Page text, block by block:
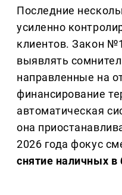
Последние
усиленно
клиентов. Закон
выявлять
направленные на
финансирование
автоматическая
она
2026 года фокус
снятие наличных в